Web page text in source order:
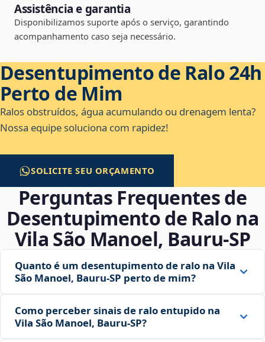
Assistência e garantia
Disponibilizamos suporte após o serviço, garantindo
acompanhamento caso seja necessário.
Desentupimento de Ralo 24h
Perto de Mim
Ralos obstruídos, água acumulando ou drenagem lenta?
Nossa equipe soluciona com rapidez!
SOLICITE SEU ORÇAMENTO
Perguntas Frequentes de
Desentupimento de Ralo na
Vila São Manoel, Bauru‑SP
Quanto é um desentupimento de ralo na Vila
São Manoel, Bauru‑SP perto de mim?
Como perceber sinais de ralo entupido na
Vila São Manoel, Bauru‑SP?